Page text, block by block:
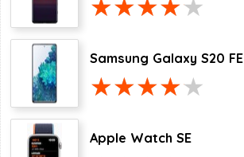
Samsung Galaxy S20 FE
Apple Watch SE